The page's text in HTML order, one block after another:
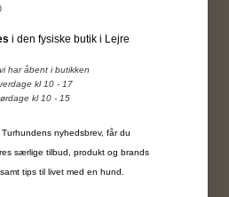
i den fysiske butik i Lejre
har åbent i butikken
kl 10 - 17
kl 10 - 15
nyhedsbrev, får du
særlige tilbud, produkt og brands
tips til livet med en hund.